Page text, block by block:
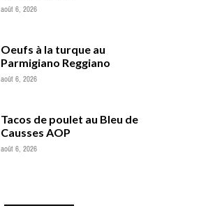
août 6, 2026
Oeufs à la turque au
Parmigiano Reggiano
août 6, 2026
Tacos de poulet au Bleu de
Causses AOP
août 6, 2026